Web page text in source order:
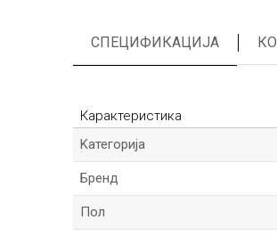
СПЕЦИФИКАЦИЈА
Карактеристика
Kатегорија
Бренд
Пол